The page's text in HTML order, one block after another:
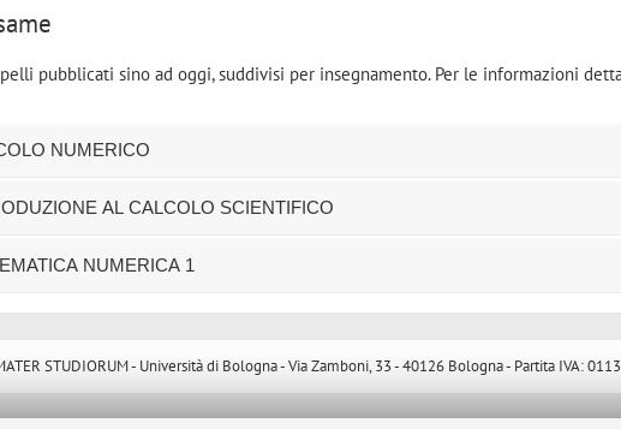
pubblicati sino ad oggi, suddivisi per insegnamento. Per le informazioni
NUMERICO
AL CALCOLO SCIENTIFICO
NUMERICA 1
STUDIORUM - Università di Bologna - Via Zamboni, 33 - 40126 Bologna - Partita IVA: